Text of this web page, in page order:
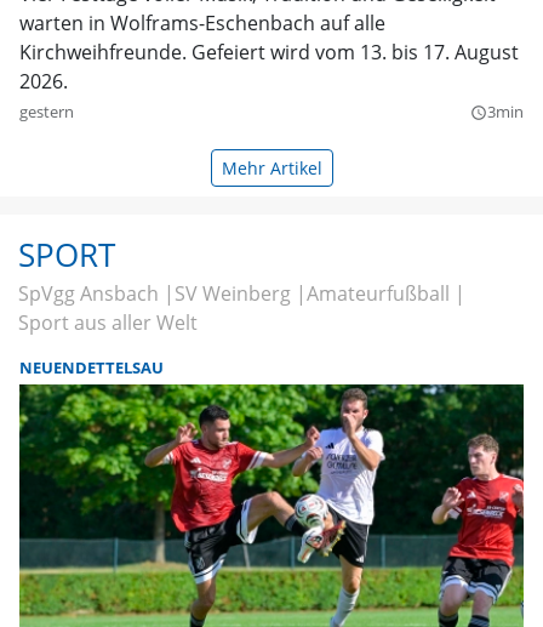
warten in Wolframs-Eschenbach auf alle
Kirchweihfreunde. Gefeiert wird vom 13. bis 17. August
2026.
gestern query_builder3min
Mehr Artikel
SPORT
SpVgg Ansbach SV Weinberg Amateurfußball
Sport aus aller Welt
NEUENDETTELSAU